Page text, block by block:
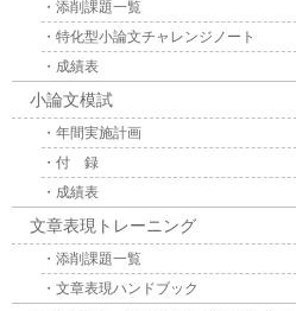
・添削課題一覧
・特化型小論文チャレンジノート
・成績表
小論文模試
・年間実施計画
・付 録
・成績表
文章表現トレーニング
・添削課題一覧
・文章表現ハンドブック